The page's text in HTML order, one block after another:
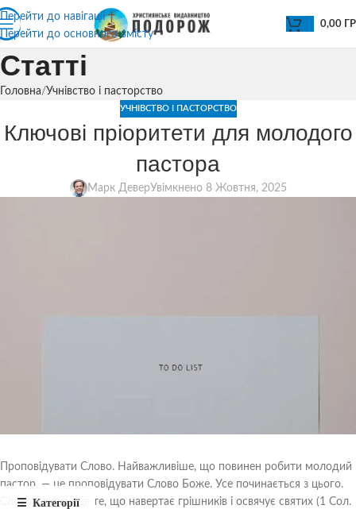
Перейти до навігації
Перейти до основного вмісту
0,00
Статті
Головна Учнівство і пасторство
УЧНІВСТВО І ПАСТОРСТВО
Ключові пріоритети для молодого
пастора
Марк ДеверУвімкнено 8 Жовтня, 2025
Проповідувати Слово. Найважливіше, що повинен робити молодий
пастор, — це проповідувати Слово Боже. Усе починається з цього.
Слово Боже — це те, що навертає грішників і освячує святих (1 Сол.